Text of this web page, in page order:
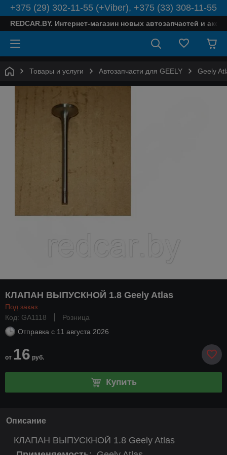
+375 (29) 302-11-55 (+Viber), +375 (33) 308-11-55
REDCAR.BY. Интернет-магазин новых автозапчастей и
Товары и услуги Автозапчасти для GEELY Geely
КЛАПАН ВЫПУСКНОЙ 1.8 Geely Atlas
Под заказ
Код: GA1118
Розница
Отправка с 11 августа 2026
от 16 руб.
Купить
Описание
КЛАПАН ВЫПУСКНОЙ 1.8 Geely Atlas